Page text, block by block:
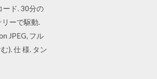
ード. 30分の
ーで駆動.
JPEG, フル
). 仕 様. タン